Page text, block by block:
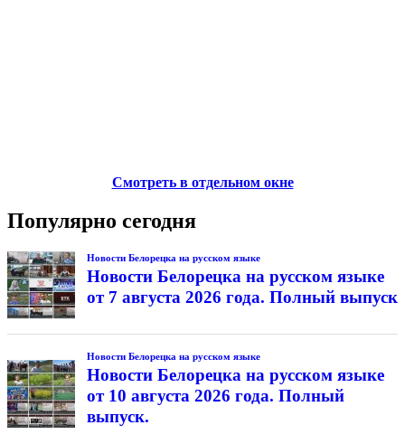
Смотреть в отдельном окне
Популярно сегодня
Новости Белорецка на русском языке
Новости Белорецка на русском языке
от 7 августа 2026 года. Полный выпуск
Новости Белорецка на русском языке
Новости Белорецка на русском языке
от 10 августа 2026 года. Полный
выпуск.